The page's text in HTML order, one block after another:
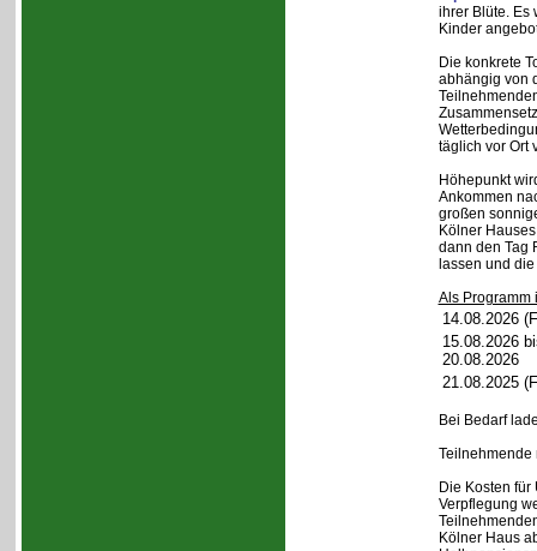
ihrer Blüte. Es
Kinder
Die konkrete
abhängig von
täglich vor Ort
Höhepunkt
Ankommen
großen
Kölner
dann den Tag
lassen und
Als Programm
14.08.2026
15.08.2026
20.08.2026
21.08.2025
Bei Bedarf
Teilnehmende
Die Kosten für
Verpflegung
Kölner Haus